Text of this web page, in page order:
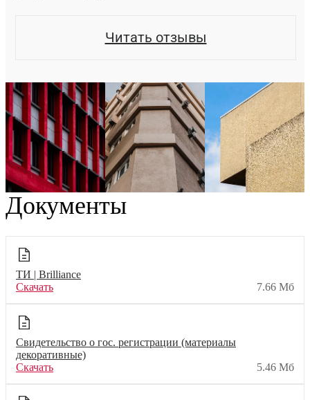
Читать отзывы
Документы
ТИ | Brilliance
7.66 Мб
Скачать
Свидетельство о гос. регистрации (материалы
декоративные)
5.46 Мб
Скачать